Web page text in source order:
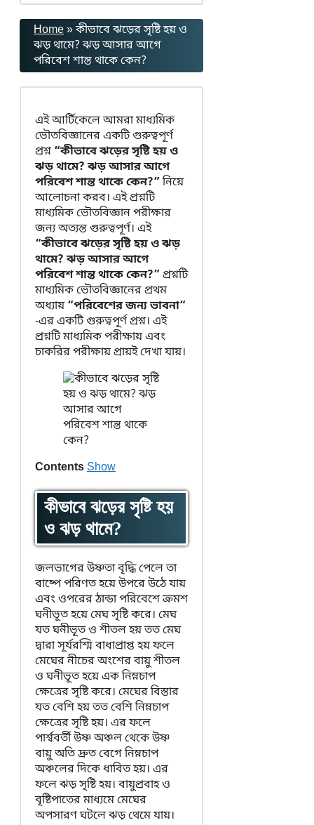
Home»কীভাবে ঝড়ের সৃষ্টি হয় ও
ঝড় থামে? ঝড় আসার আগে
পরিবেশ শান্ত থাকে কেন?
এই আর্টিকেলে আমরা মাধ্যমিক
ভৌতবিজ্ঞানের একটি গুরুত্বপূর্ণ
প্রশ্ন “কীভাবে ঝড়ের সৃষ্টি হয় ও
ঝড় থামে? ঝড় আসার আগে
পরিবেশ শান্ত থাকে কেন?”নিয়ে
আলোচনা করব। এই প্রশ্নটি
মাধ্যমিক ভৌতবিজ্ঞান পরীক্ষার
জন্য অত্যন্ত গুরুত্বপূর্ণ। এই
“কীভাবে ঝড়ের সৃষ্টি হয় ও ঝড়
থামে? ঝড় আসার আগে
পরিবেশ শান্ত থাকে কেন?” প্রশ্নটি
মাধ্যমিক ভৌতবিজ্ঞানের প্রথম
অধ্যায়“পরিবেশের জন্য ভাবনা“
-এর একটি গুরুত্বপূর্ণ প্রশ্ন। এই
প্রশ্নটি মাধ্যমিক পরীক্ষায় এবং
চাকরির পরীক্ষায় প্রায়ই দেখা যায়।
ContentsShow
কীভাবে ঝড়ের সৃষ্টি হয়
ও ঝড় থামে?
জলভাগের উষ্ণতা বৃদ্ধি পেলে তা
বাষ্পে পরিণত হয়ে উপরে উঠে যায়
এবং ওপরের ঠান্ডা পরিবেশে ক্রমশ
ঘনীভূত হয়ে মেঘ সৃষ্টি করে। মেঘ
যত ঘনীভূত ও শীতল হয় তত মেঘ
দ্বারা সূর্যরশ্মি বাধাপ্রাপ্ত হয় ফলে
মেঘের নীচের অংশের বায়ু শীতল
ও ঘনীভূত হয়ে এক নিম্নচাপ
ক্ষেত্রের সৃষ্টি করে। মেঘের বিস্তার
যত বেশি হয় তত বেশি নিম্নচাপ
ক্ষেত্রের সৃষ্টি হয়। এর ফলে
পার্শ্ববর্তী উষ্ণ অঞ্চল থেকে উষ্ণ
বায়ু অতি দ্রুত বেগে নিম্নচাপ
অঞ্চলের দিকে ধাবিত হয়। এর
ফলে ঝড় সৃষ্টি হয়। বায়ুপ্রবাহ ও
বৃষ্টিপাতের মাধ্যমে মেঘের
অপসারণ ঘটলে ঝড় থেমে যায়।